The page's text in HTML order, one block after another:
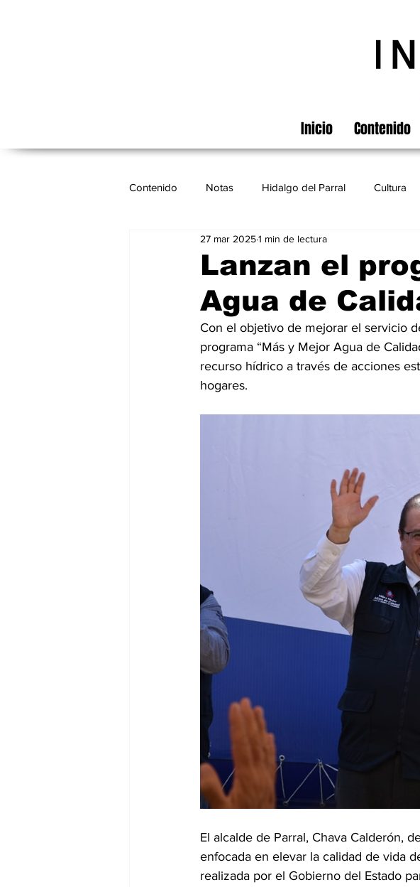
Inicio Contenido
Contenido Notas Hidalgo del Parral Cultura
Cinematografía México Turismo
Lanzan el
Agua de
27 mar 20251 min de lectura
Con el objetivo de mejorar el servicio
programa “Más y Mejor Agua de
recurso hídrico a través de acciones
hogares.
El alcalde de Parral, Chava Calderón,
enfocada en elevar la calidad de vida
realizada por el Gobierno del Estado